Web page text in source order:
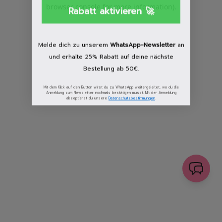
browser console for more information)
Rabatt aktivieren 🚀
Melde dich zu unserem WhatsApp-Newsletteran
und erhalte 25% Rabatt auf deine nächste
Bestellung ab 50€.
Mit dem Klick auf den Button wirst du zu WhatsApp weitergeleitet, wo du die
Anmeldung zum Newsletter nochmals bestätigen musst. Mit der Anmeldung
akzeptierst du unsere Datenschutzbestimmungen